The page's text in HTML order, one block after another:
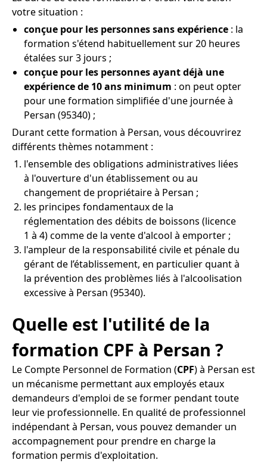
votre situation :
conçue pour les personnes sans expérience : la
formation s'étend habituellement sur 20 heures
étalées sur 3 jours ;
conçue pour les personnes ayant déjà une
expérience de 10 ans minimum : on peut opter
pour une formation simplifiée d'une journée à
Persan (95340) ;
Durant cette formation à Persan, vous découvrirez
différents thèmes notamment :
l'ensemble des obligations administratives liées
à l'ouverture d'un établissement ou au
changement de propriétaire à Persan ;
les principes fondamentaux de la
réglementation des débits de boissons (licence
1 à 4) comme de la vente d'alcool à emporter ;
l'ampleur de la responsabilité civile et pénale du
gérant de l’établissement, en particulier quant à
la prévention des problèmes liés à l'alcoolisation
excessive à Persan (95340).
Quelle est l'utilité de la
formation CPF à Persan ?
Le Compte Personnel de Formation (CPF) à Persan est
un mécanisme permettant aux employés etaux
demandeurs d'emploi de se former pendant toute
leur vie professionnelle. En qualité de professionnel
indépendant à Persan, vous pouvez demander un
accompagnement pour prendre en charge la
formation permis d'exploitation.